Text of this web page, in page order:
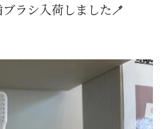
ラシ入荷しました🪥